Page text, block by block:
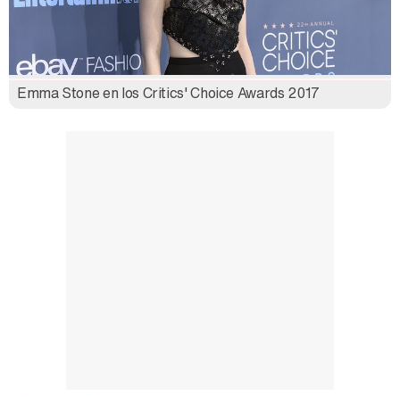
Emma Stone en los Critics' Choice Awards 2017